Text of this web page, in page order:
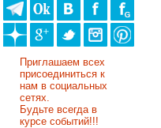
Приглашаем всех
присоединиться к
нам в социальных
сетях.
Будьте всегда в
курсе событий!!!